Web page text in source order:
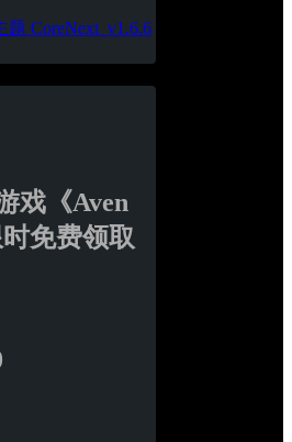
题 CoreNext_v1.6.6
戏《Aven
免费领取